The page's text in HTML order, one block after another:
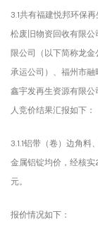
3.1共有福建悦邦环保
松废旧物资回收有限
限公司（以下简称龙
承运公司）、福州市
鑫宇发再生资源有限公
人竞价结果汇报如下：
3.1.1铝带（卷）边角
金属铝锭均价， 经核实
元。
报价情况如下：